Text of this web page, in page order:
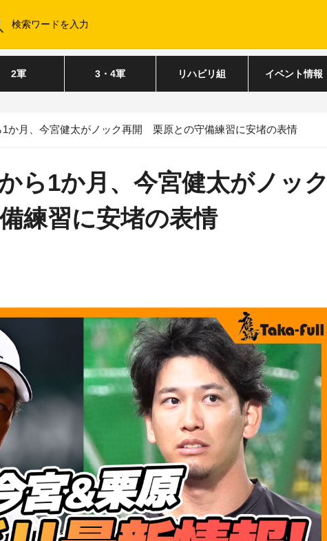
2軍 3・4軍 リハビリ組 イベント情報
1か月、今宮健太がノック再開 栗原との守備練習に安堵の表情
ら1か月、今宮健太がノック
練習に安堵の表情